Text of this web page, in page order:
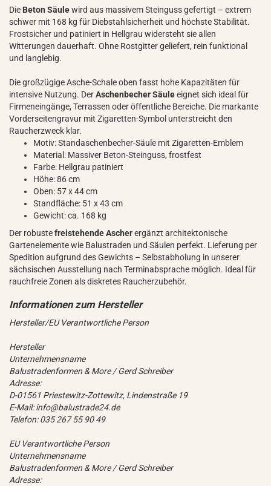
Die Beton Säulewird aus massivem Steinguss gefertigt – extrem
schwer mit 168 kg für Diebstahlsicherheit und höchste Stabilität.
Frostsicher und patiniert in Hellgrau widersteht sie allen
Witterungen dauerhaft. Ohne Rostgitter geliefert, rein funktional
und langlebig.
Die großzügige Asche-Schale oben fasst hohe Kapazitäten für
intensive Nutzung. DerAschenbecher Säuleeignet sich ideal für
Firmeneingänge, Terrassen oder öffentliche Bereiche. Die markante
Vorderseitengravur mit Zigaretten-Symbol unterstreicht den
Raucherzweck klar.
Motiv: Standaschenbecher-Säule mit Zigaretten-Emblem
Material: Massiver Beton-Steinguss, frostfest
Farbe: Hellgrau patiniert
Höhe: 86 cm
Oben: 57 x 44 cm
Standfläche: 51 x 43 cm
Gewicht: ca. 168 kg
Der robustefreistehende Ascherergänzt architektonische
Gartenelemente wie Balustraden und Säulen perfekt. Lieferung per
Spedition aufgrund des Gewichts – Selbstabholung in unserer
sächsischen Ausstellung nach Terminabsprache möglich. Ideal für
rauchfreie Zonen als diskretes Raucherzubehör.
Hersteller/EU Verantwortliche Person
Hersteller
Unternehmensname
Balustradenformen & More / Gerd Schreiber
Adresse:
D-01561 Priestewitz-Zottewitz, Lindenstraße 19
E-Mail: info@balustrade24.de
Telefon: 035 267 55 90 49
EU Verantwortliche Person
Unternehmensname
Balustradenformen & More / Gerd Schreiber
Adresse: